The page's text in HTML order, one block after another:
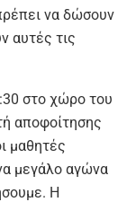
να δώσουν
αυτές τις
στο χώρο του
αποφοίτησης
μαθητές
μεγάλο αγώνα
Η